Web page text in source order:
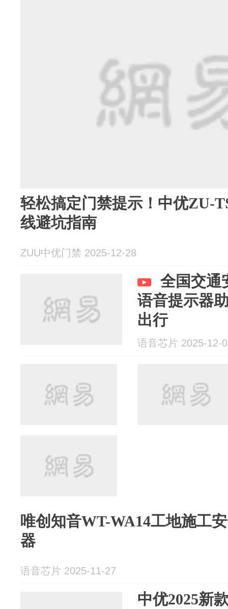
轻松搞定门禁提示！中优ZU-
线避坑指南
ZUU中优门禁 2025-12-28
全国交通
语音提示器
出行
语音芯片 2025-12-
唯创知音WT-WA14工地施工
器
语音芯片 2025-11-27
中优2025新